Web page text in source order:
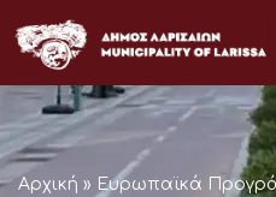
στο
περιεχόμενο
Αρχική » Ευρωπαϊκά